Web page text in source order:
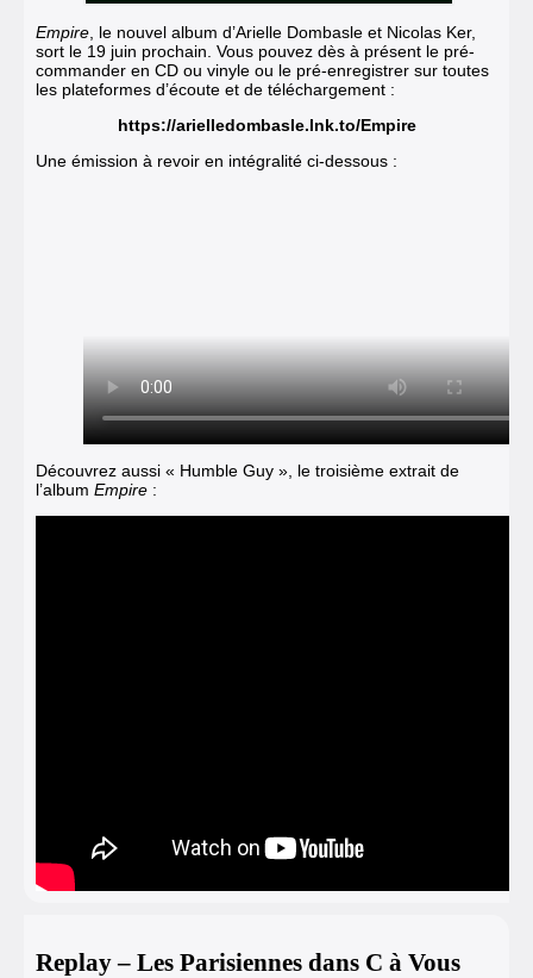
Empire, le nouvel album d’Arielle Dombasle et Nicolas Ker,
sort le 19 juin prochain. Vous pouvez dès à présent le pré-
commander en CD ou vinyle ou le pré-enregistrer sur toutes
les plateformes d’écoute et de téléchargement :
https://arielledombasle.lnk.to/Empire
Une émission à revoir en intégralité ci-dessous :
Découvrez aussi « Humble Guy », le troisième extrait de
l’album Empire :
Replay – Les Parisiennes dans C à Vous